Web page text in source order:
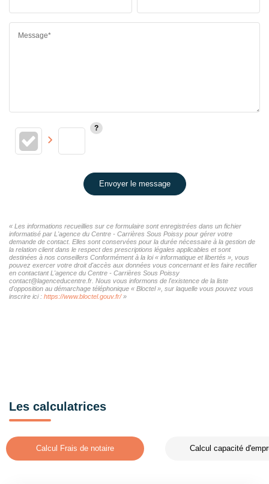
Message*
Envoyer le message
« Les informations recueillies sur ce formulaire sont enregistrées dans un fichier
informatisé par L'agence du Centre - Carrières Sous Poissy pour gérer votre
demande de contact. Elles sont conservées pour la durée nécessaire à la gestion de
la relation client dans le respect des prescriptions légales applicables et sont
destinées à nos conseillers Conformément à la loi « informatique et libertés », vous
pouvez exercer votre droit d'accès aux données vous concernant et les faire rectifier
en contactant L'agence du Centre - Carrières Sous Poissy
contact@lagenceducentre.fr. Nous vous informons de l'existence de la liste
d'opposition au démarchage téléphonique « Bloctel », sur laquelle vous pouvez vous
inscrire ici : https://www.bloctel.gouv.fr/»
Les calculatrices
Calcul Frais de notaire Calcul capacité